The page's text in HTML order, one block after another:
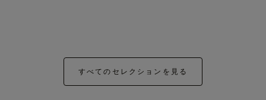
すべてのセレクションを見る